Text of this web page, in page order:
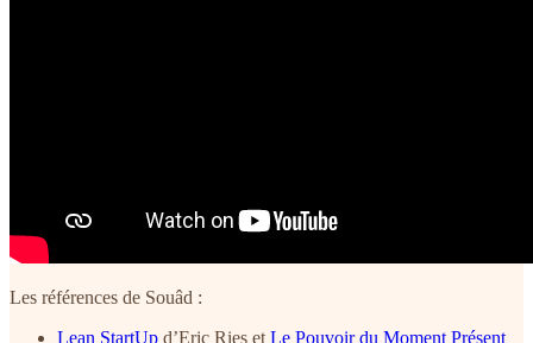
Les références de Souâd :
Lean StartUp d’Eric Ries et Le Pouvoir du Moment Présent